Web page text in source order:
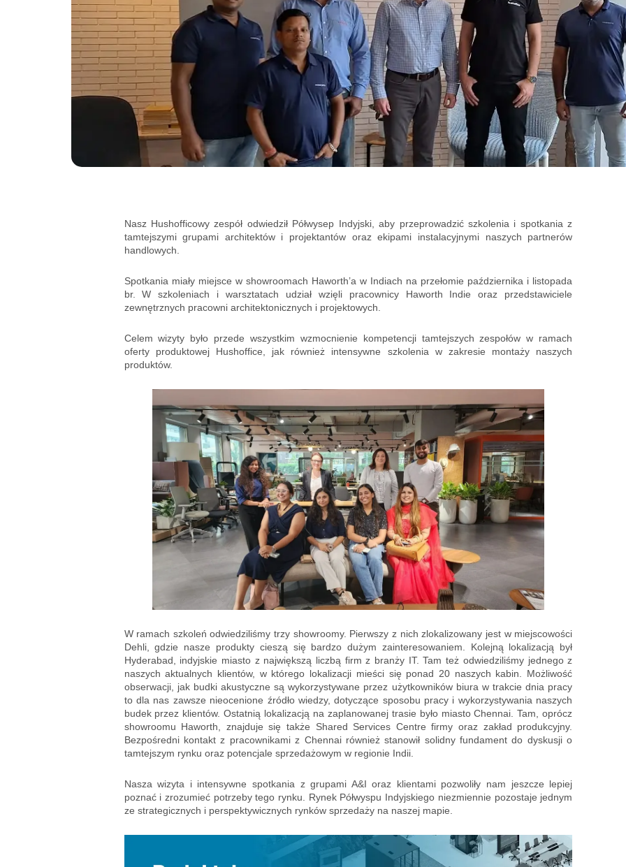
Nasz Hushofficowy zespół odwiedził Półwysep Indyjski, aby przeprowadzić szkolenia i spotkania z
tamtejszymi grupami architektów i projektantów oraz ekipami instalacyjnymi naszych partnerów
handlowych.
Spotkania miały miejsce w showroomach Haworth’a w Indiach na przełomie października i listopada
br. W szkoleniach i warsztatach udział wzięli pracownicy Haworth Indie oraz przedstawiciele
zewnętrznych pracowni architektonicznych i projektowych.
Celem wizyty było przede wszystkim wzmocnienie kompetencji tamtejszych zespołów w ramach
oferty produktowej Hushoffice, jak również intensywne szkolenia w zakresie montaży naszych
produktów.
W ramach szkoleń odwiedziliśmy trzy showroomy. Pierwszy z nich zlokalizowany jest w miejscowości
Dehli, gdzie nasze produkty cieszą się bardzo dużym zainteresowaniem. Kolejną lokalizacją był
Hyderabad, indyjskie miasto z największą liczbą firm z branży IT. Tam też odwiedziliśmy jednego z
naszych aktualnych klientów, w którego lokalizacji mieści się ponad 20 naszych kabin. Możliwość
obserwacji, jak budki akustyczne są wykorzystywane przez użytkowników biura w trakcie dnia pracy
to dla nas zawsze nieocenione źródło wiedzy, dotyczące sposobu pracy i wykorzystywania naszych
budek przez klientów. Ostatnią lokalizacją na zaplanowanej trasie było miasto Chennai. Tam, oprócz
showroomu Haworth, znajduje się także Shared Services Centre firmy oraz zakład produkcyjny.
Bezpośredni kontakt z pracownikami z Chennai również stanowił solidny fundament do dyskusji o
tamtejszym rynku oraz potencjale sprzedażowym w regionie Indii.
Nasza wizyta i intensywne spotkania z grupami A&I oraz klientami pozwoliły nam jeszcze lepiej
poznać i zrozumieć potrzeby tego rynku. Rynek Półwyspu Indyjskiego niezmiennie pozostaje jednym
ze strategicznych i perspektywicznych rynków sprzedaży na naszej mapie.